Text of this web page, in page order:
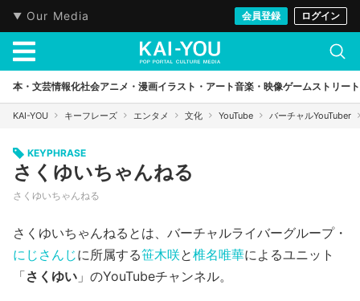
Our Media 会員登録 ログイン
本・文芸情報化社会アニメ・漫画イラスト・アート音楽・映像ゲームストリート
KAI-YOU キーフレーズ エンタメ 文化 YouTube バーチャルYouTuber
KEYPHRASE
さくゆいちゃんねる
さくゆいちゃんねる
さくゆいちゃんねるとは、バーチャルライバーグループ・
にじさんじに所属する笹木咲と椎名唯華によるユニット
「さくゆい 」のYouTubeチャンネル。